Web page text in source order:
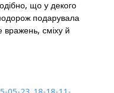
що у декого
подарувала
сміху й